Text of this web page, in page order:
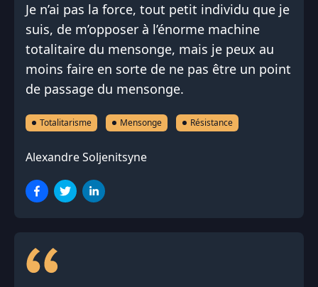
Je n’ai pas la force, tout petit individu que je
suis, de m’opposer à l’énorme machine
totalitaire du mensonge, mais je peux au
moins faire en sorte de ne pas être un point
de passage du mensonge.
Totalitarisme Mensonge Résistance
Alexandre Soljenitsyne